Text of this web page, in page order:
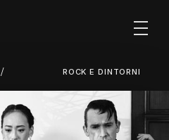
/ ROCK E DINTORNI